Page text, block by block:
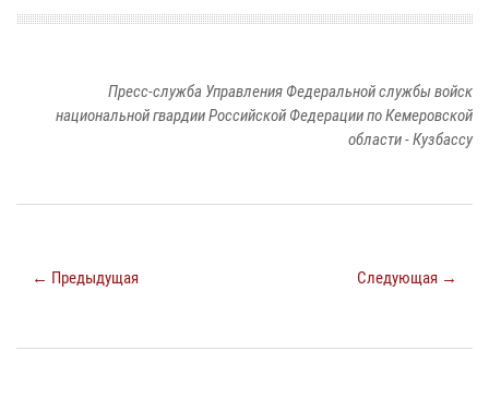
Пресс-служба Управления Федеральной службы войск
национальной гвардии Российской Федерации по Кемеровской
области - Кузбассу
← Предыдущая Следующая →